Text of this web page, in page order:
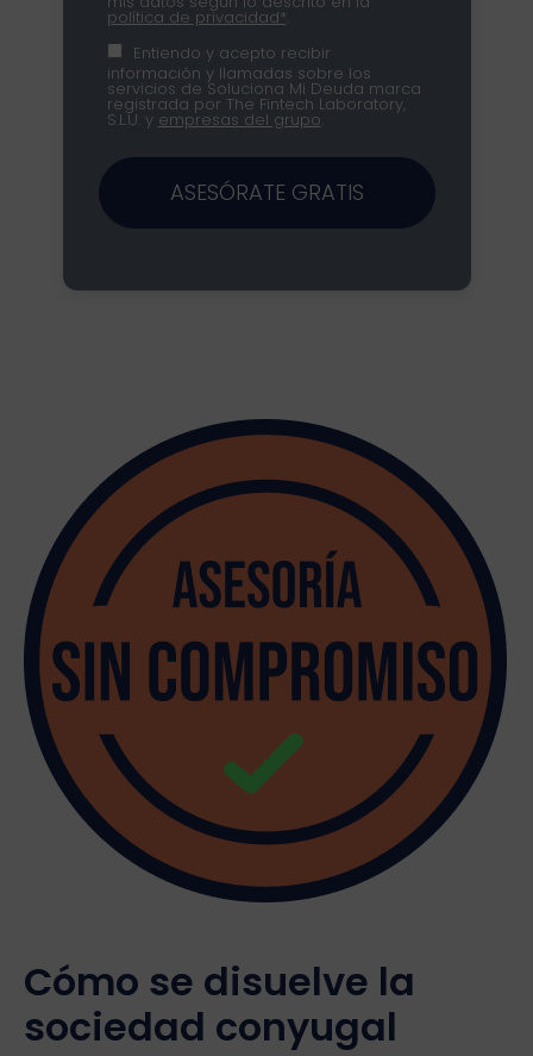
política de privacidad*
Entiendo y acepto recibir
información y llamadas sobre los
servicios de Soluciona Mi Deuda marca
registrada por The Fintech Laboratory,
S.L.U. y empresas del grupo
ASESÓRATE GRATIS
Cómo se disuelve la
sociedad conyugal